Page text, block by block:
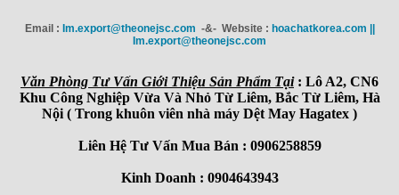
Email : Im.export@theonejsc.com -&- Website : hoachatkorea.com ||
Im.export@theonejsc.com
Văn Phòng Tư Vấn Giới Thiệu Sản Phẩm Tại: Lô A2, CN6
Khu Công Nghiệp Vừa Và Nhỏ Từ Liêm, Bắc Từ Liêm, Hà
Nội ( Trong khuôn viên nhà máy Dệt May Hagatex )
Liên Hệ Tư Vấn Mua Bán : 0906258859
Kinh Doanh : 0904643943